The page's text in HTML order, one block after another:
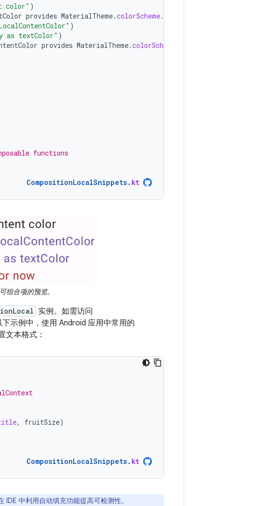
color" )
provides MaterialTheme.colorScheme.
)
as textColor" )
provides MaterialTheme.colorScheme
functions
CompositionLocalSnippets. kt
可组合项的预览。
实例。如需访问
下示例中，使用 Android 应用中常用的
文本格式：
, fruitSize)
CompositionLocalSnippets. kt
IDE 中利用自动填充功能提高可检测性。